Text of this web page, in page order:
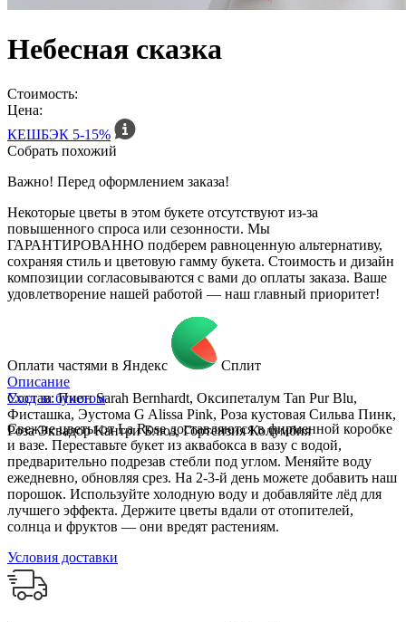
Небесная сказка
Стоимость:
Цена:
КЕШБЭК 5-15%
Собрать похожий
Важно! Перед оформлением заказа!
Некоторые цветы в этом букете отсутствуют из-за
повышенного спроса или сезонности. Мы
ГАРАНТИРОВАННО подберем равноценную альтернативу,
сохраняя стиль и цветовую гамму букета. Стоимость и дизайн
композиции согласовываются с вами до оплаты заказа. Ваше
удовлетворение нашей работой — наш главный приоритет!
Оплати частями в Яндекс
Сплит
Описание
Состав: Пион Sarah Bernhardt, Оксипеталум Tan Pur Blu,
Фисташка, Эустома G Alissa Pink, Роза кустовая Сильва Пинк,
Роза Эквадор Кантри Блюз, Гортензия Колумбия
Уход за букетом
Свежие цветы от La Rose доставляются в фирменной коробке
и вазе. Переставьте букет из аквабокса в вазу с водой,
предварительно подрезав стебли под углом. Меняйте воду
ежедневно, обновляя срез. На 2-3-й день можете добавить наш
порошок. Используйте холодную воду и добавляйте лёд для
лучшего эффекта. Держите цветы вдали от отопителей,
солнца и фруктов — они вредят растениям.
Условия доставки